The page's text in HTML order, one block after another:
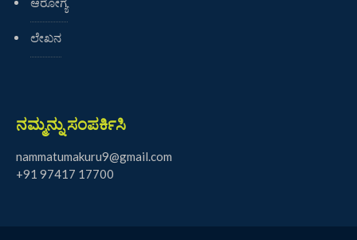
ಲೇಖನ
ನಮ್ಮನ್ನು ಸಂಪರ್ಕಿಸಿ
nammatumakuru9@gmail.com
+91 97417 17700